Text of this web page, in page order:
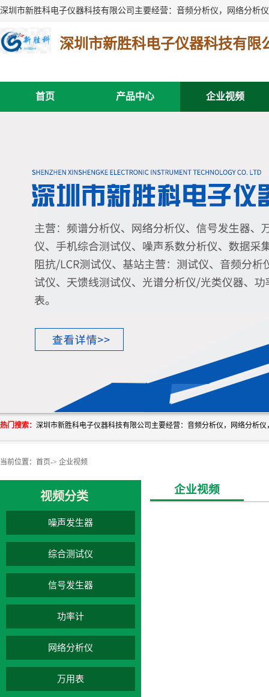
深圳市新胜科电子仪器科技有限
首页 产品中心 企业视频
热门搜索：
当前位置： 首页-> 企业视频
视频分类
噪声发生器
综合测试仪
信号发生器
功率计
网络分析仪
万用表
企业视频